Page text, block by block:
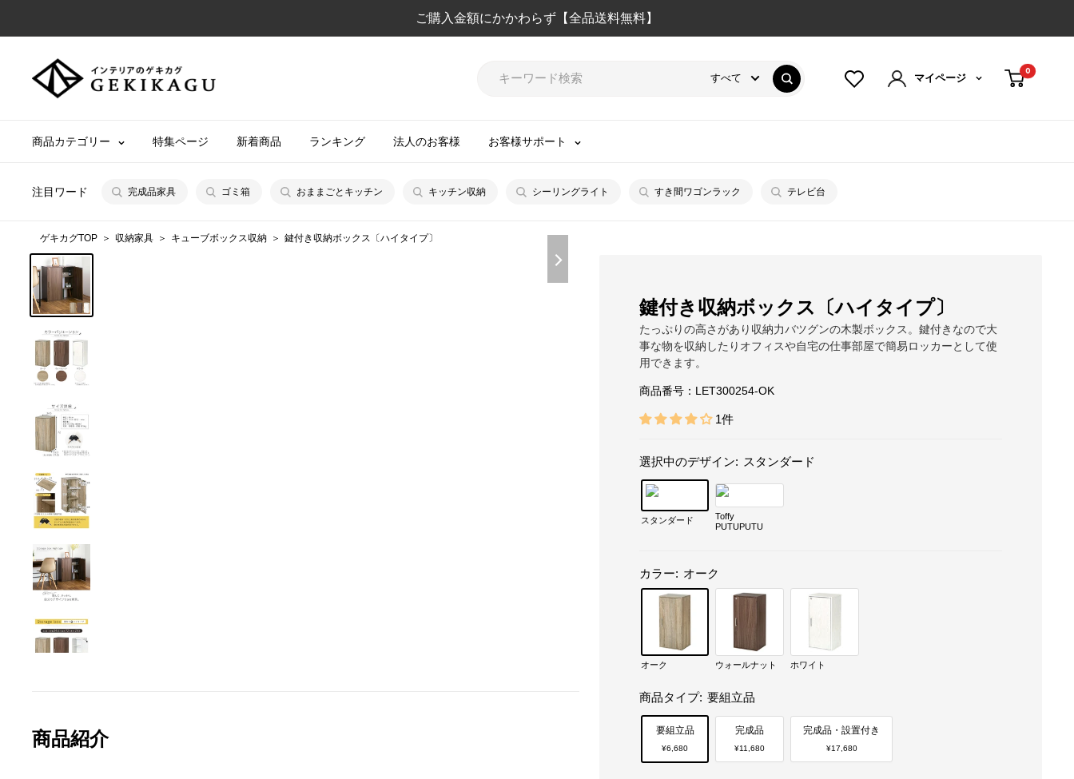
ご購入金額にかかわらず【全品送料無料】
【公
式】
ン
ア
ゲ
キ
カ
グ
すべて マイページ
0
商品カテゴリー 特集ページ 新着商品 ランキング 法人のお客様 お客様サポート
注目ワード 完成品家具 ゴミ箱 おままごとキッチン キッチン収納 シーリングライト すき間ワゴンラック テレビ台
ゲキカグTOP 収納家具 キューブボックス収納 鍵付き収納ボックス〔ハイタイプ〕
鍵付き収納ボックス〔ハイタイプ〕
たっぷりの高さがあり収納力バツグンの木製ボックス。鍵付きなので大
事な物を収納したりオフィスや自宅の仕事部屋で簡易ロッカーとして使
用できます。
商品番号： LET300254-OK
1件
選択中のデザイン: スタンダード
スタンダード
Toffy
PUTUPUTU
カラー: オーク
オーク ウォールナット ホワイト
商品タイプ: 要組立品
要組立品
¥6,680
完成品
¥11,680
完成品・設置付き
¥17,680
商品紹介